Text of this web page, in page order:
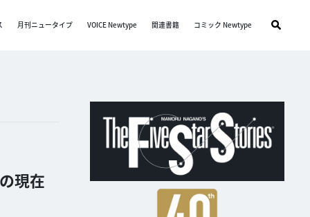
月刊ニュータイプ VOICE Newtype 関連書籍 コミック Newtype
現在